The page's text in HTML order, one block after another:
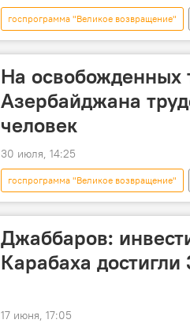
госпрограмма "Великое возвращение"
Возрождение и реинтеграция Карабаха
На освобожденных
Азербайджана
человек
30 июля, 14:25
госпрограмма "Великое возвращение"
Возрождение и реинтеграция Карабаха
Джаббаров:
Карабаха
17 июня, 17:05